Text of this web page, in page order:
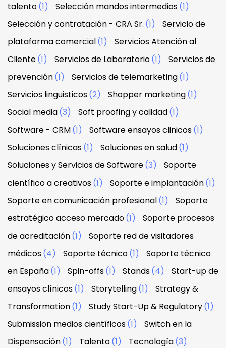
talento(1) Selección mandos intermedios(1)
Selección y contratación - CRA Sr. (1)
Servicio de
plataforma comercial(1)
Servicios Atención al
Cliente(1) Servicios de Laboratorio(1)
Servicios de
prevención(1) Servicios de telemarketing(1)
Servicios linguisticos(2) Shopper marketing(1)
Social media(3) Soft proofing y calidad(1)
Software - CRM(1) Software ensayos clinicos(1)
Soluciones clínicas(1) Soluciones en salud(1)
Soluciones y Servicios de Software(3)
Soporte
científico a creativos(1) Soporte e implantación(1)
Soporte en comunicación profesional(1)
Soporte
estratégico acceso mercado(1)
Soporte procesos
de acreditación(1)
Soporte red de visitadores
médicos(4) Soporte técnico(1)
Soporte técnico
en España(1) Spin-offs(1) Stands(4)
Start-up de
ensayos clínicos(1) Storytelling(1)
Strategy &
Transformation(1) Study Start-Up & Regulatory(1)
Submission medios científicos(1)
Switch en la
Dispensación(1) Talento(1) Tecnología(3)